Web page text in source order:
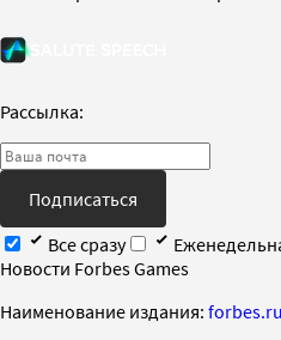
Рассылка:
Подписаться
Все сразу
Новости Forbes Games
Наименование издания: forbes.ru